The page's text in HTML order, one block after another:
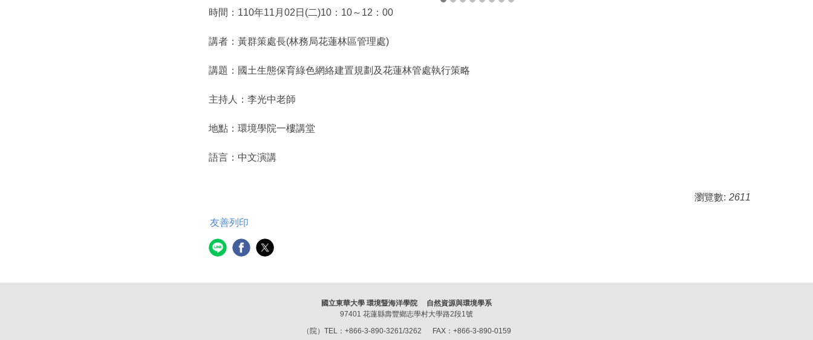
時間：110年11月02日(二)10：10～12：00
講者：黃群策處長(林務局花蓮林區管理處)
講題：國土生態保育綠色網絡建置規劃及花蓮林管處執行策略
主持人：李光中老師
地點：環境學院一樓講堂
語言：中文演講
瀏覽數: 2611
友善列印
國立東華大學 環境暨海洋學院 自然資源與環境學系
97401 花蓮縣壽豐鄉志學村大學路2段1號
（院）TEL：+866-3-890-3261/3262 FAX：+866-3-890-0159